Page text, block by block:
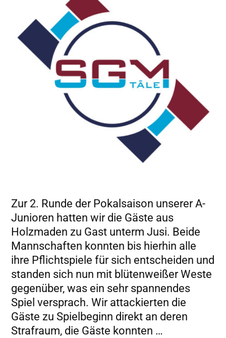
Zur 2. Runde der Pokalsaison unserer A-
Junioren hatten wir die Gäste aus
Holzmaden zu Gast unterm Jusi. Beide
Mannschaften konnten bis hierhin alle
ihre Pflichtspiele für sich entscheiden und
standen sich nun mit blütenweißer Weste
gegenüber, was ein sehr spannendes
Spiel versprach. Wir attackierten die
Gäste zu Spielbeginn direkt an deren
Strafraum, die Gäste konnten …